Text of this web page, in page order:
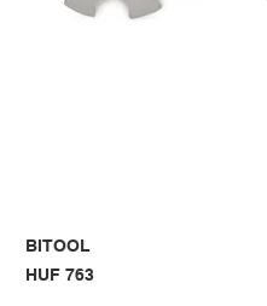
BITOOL
Price
HUF 763